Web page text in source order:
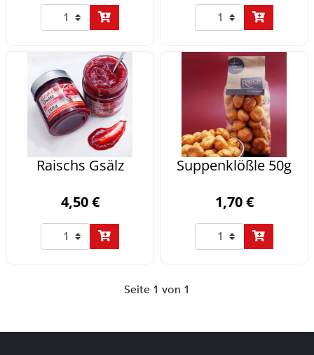
Raischs Gsälz
4,50 €
Suppenklößle 50g
1,70 €
Seite 1 von 1